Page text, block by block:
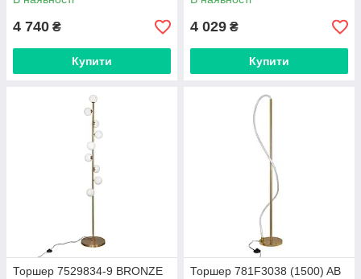
4 740 ₴
Купити
4 029 ₴
Купити
Торшер 7529834-9 BRONZE
Торшер 781F3038 (1500) AB